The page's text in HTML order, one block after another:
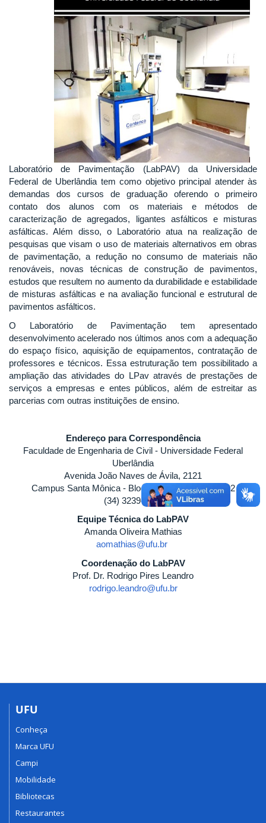
Laboratório de Pavimentação (LabPAV) da Universidade
Federal de Uberlândia tem como objetivo principal atender às
demandas dos cursos de graduação oferendo o primeiro
contato dos alunos com os materiais e métodos de
caracterização de agregados, ligantes asfálticos e misturas
asfálticas. Além disso, o Laboratório atua na realização de
pesquisas que visam o uso de materiais alternativos em obras
de pavimentação, a redução no consumo de materiais não
renováveis, novas técnicas de construção de pavimentos,
estudos que resultem no aumento da durabilidade e estabilidade
de misturas asfálticas e na avaliação funcional e estrutural de
pavimentos asfálticos.
O Laboratório de Pavimentação tem apresentado
desenvolvimento acelerado nos últimos anos com a adequação
do espaço físico, aquisição de equipamentos, contratação de
professores e técnicos. Essa estruturação tem possibilitado a
ampliação das atividades do LPav através de prestações de
serviços a empresas e entes públicos, além de estreitar as
parcerias com outras instituições de ensino.
Endereço para Correspondência
Faculdade de Engenharia de Civil - Universidade Federal
Uberlândia
Avenida João Naves de Ávila, 2121
Campus Santa Mônica - Bloco 1Y - CEP: 38400-902
(34) 3239-4247
Equipe Técnica do LabPAV
Amanda Oliveira Mathias
aomathias@ufu.br
Coordenação do LabPAV
Prof. Dr. Rodrigo Pires Leandro
rodrigo.leandro@ufu.br
UFU
Conheça
Marca UFU
Campi
Mobilidade
Bibliotecas
Restaurantes